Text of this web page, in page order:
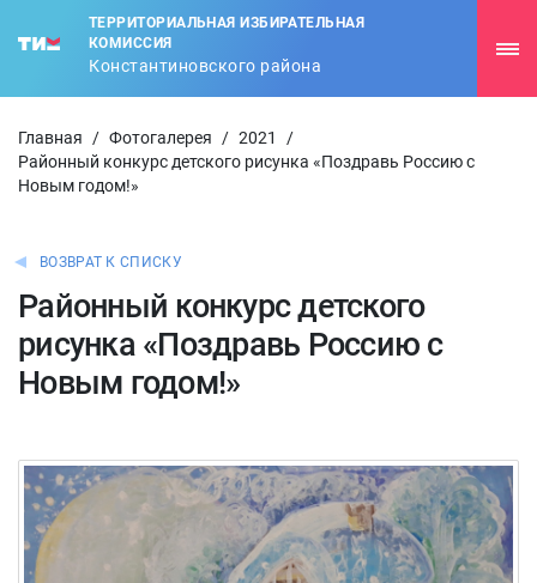
ТЕРРИТОРИАЛЬНАЯ ИЗБИРАТЕЛЬНАЯ
КОМИССИЯ
Константиновского района
Главная / Фотогалерея / 2021
/
Районный конкурс детского рисунка «Поздравь Россию с
Новым годом!»
ВОЗВРАТ К СПИСКУ
Районный конкурс детского
рисунка «Поздравь Россию с
Новым годом!»